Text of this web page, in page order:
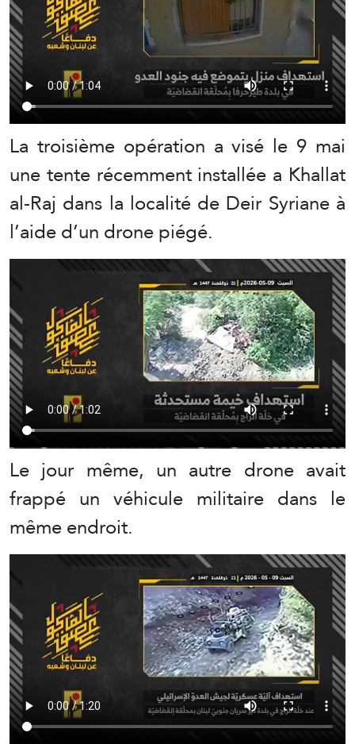
La troisième opération a visé le 9 mai
une tente récemment installée a Khallat
al-Raj dans la localité de Deir Syriane à
l’aide d’un drone piégé.
Le jour même, un autre drone avait
frappé un véhicule militaire dans le
même endroit.